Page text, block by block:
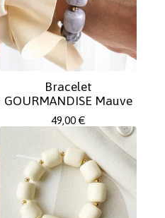
Bracelet
GOURMANDISE Mauve
49,00 €